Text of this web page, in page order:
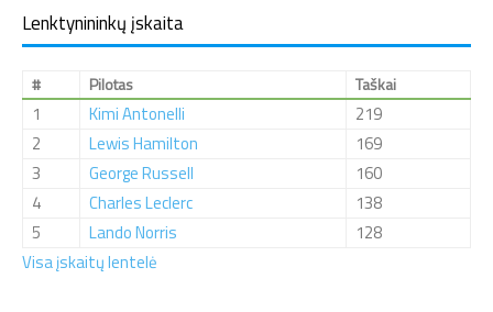
Lenktynininkų įskaita
# Pilotas Taškai
1 Kimi Antonelli
219
2
Lewis Hamilton
169
3
George Russell
160
4
Charles Leclerc
138
5
Lando Norris
128
Visa įskaitų lentelė